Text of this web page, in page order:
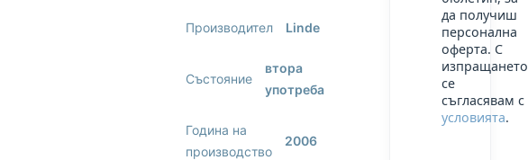
Производител Linde
Състояние
втора
употреба
Година на
производство
2006
да получиш
персонална
оферта. С
изпращането
се
съгласявам с
условията.